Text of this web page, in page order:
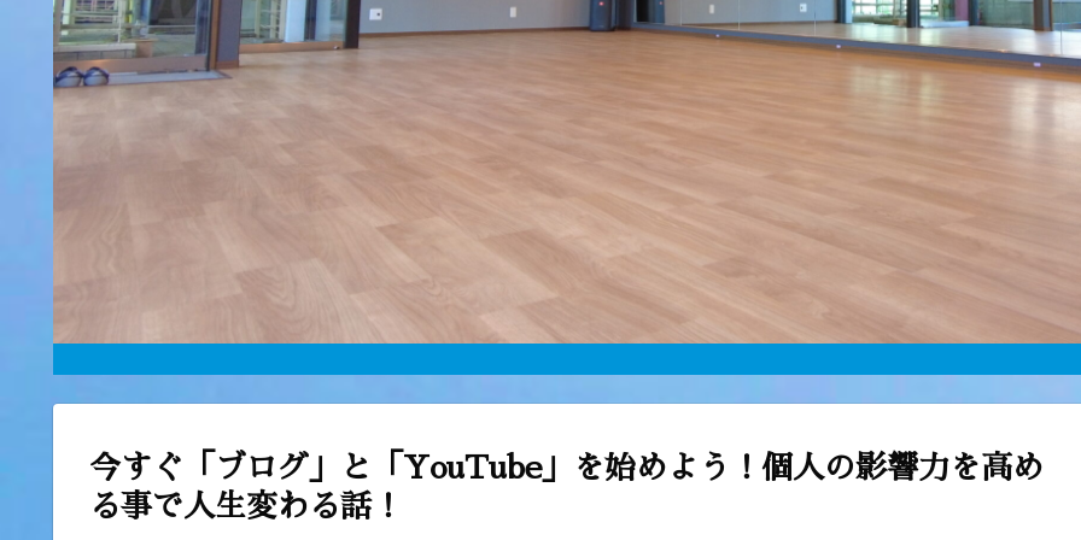
今すぐ「ブログ」と「YouTube」を始めよう！個人の影響力を高め
る事で人生変わる話！